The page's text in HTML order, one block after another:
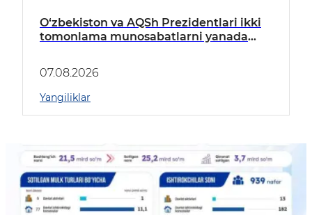
O‘zbekiston va AQSh Prezidentlari ikki
tomonlama munosabatlarni yanada
07.08.2026
Yangiliklar